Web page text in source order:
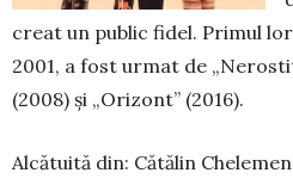
creat un public fidel. Pri­mul lor
2001, a fost ur­mat de
(2008) și „Orizont” (2016).
Alcătuită din: Cătălin